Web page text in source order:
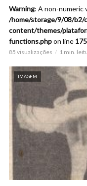
Warning: A non-numeric
/home/storage/9/08/b2/
content/themes/
functions.phpon line 175
85 visualizações 1 min.
IMAGEM